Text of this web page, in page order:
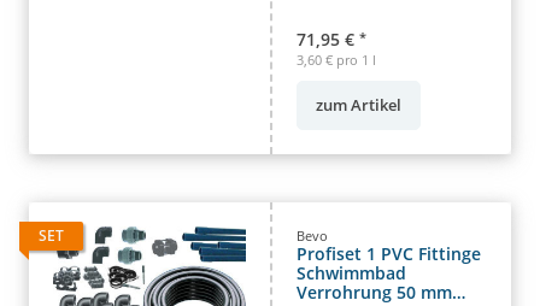
71,95 € *
3,60 € pro 1 l
zum Artikel
SET Bevo
Profiset 1 PVC Fittinge
Schwimmbad
Verrohrung 50 mm